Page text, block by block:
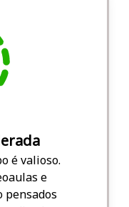
é valioso.
e
pensados